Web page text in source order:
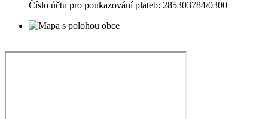
Číslo účtu pro poukazování plateb: 285303784/0300